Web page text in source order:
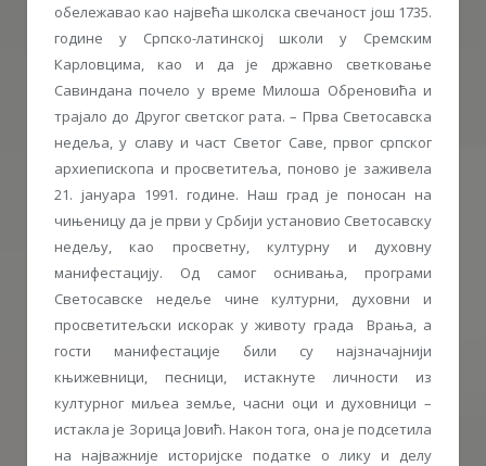
обележавао као највећа школска свечаност још 1735.
године у Српско-латинској школи у Сремским
Карловцима, као и да је државно светковање
Савиндана почело у време Милоша Обреновића и
трајало до Другог светског рата. – Прва Светосавска
недеља, у славу и част Светог Саве, првог српског
архиепископа и просветитеља, поново је заживела
21. јануара 1991. године. Наш град је поносан на
чињеницу да је први у Србији установио Светосавску
недељу, као просветну, културну и духовну
манифестацију. Од самог оснивања, програми
Светосавске недеље чине културни, духовни и
просветитељски искорак у животу града Врања, а
гости манифестације били су најзначајнији
књижевници, песници, истакнуте личности из
културног миљеа земље, часни оци и духовници –
истакла је Зорица Јовић. Након тога, она је подсетила
на најважније историјске податке о лику и делу